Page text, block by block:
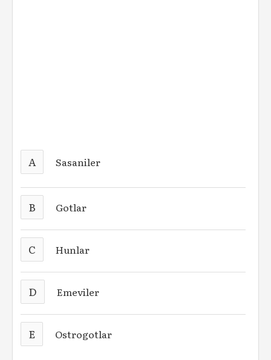
A Sasaniler
B Gotlar
C Hunlar
D Emeviler
E Ostrogotlar